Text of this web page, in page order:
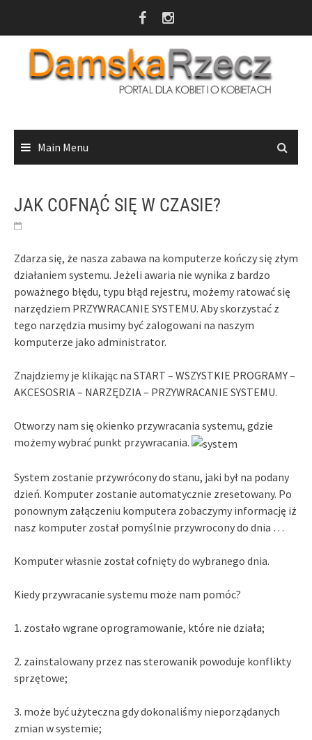
Main Menu
JAK COFNĄĆ SIĘ W CZASIE?
Zdarza się, że nasza zabawa na komputerze kończy się złym
działaniem systemu. Jeżeli awaria nie wynika z bardzo
poważnego błędu, typu błąd rejestru, możemy ratować się
narzędziem PRZYWRACANIE SYSTEMU. Aby skorzystać z
tego narzędzia musimy być zalogowani na naszym
komputerze jako administrator.
Znajdziemy je klikając na START – WSZYSTKIE PROGRAMY –
AKCESOSRIA – NARZĘDZIA – PRZYWRACANIE SYSTEMU.
Otworzy nam się okienko przywracania systemu, gdzie
możemy wybrać punkt przywracania.
System zostanie przywrócony do stanu, jaki był na podany
dzień. Komputer zostanie automatycznie zresetowany. Po
ponownym załączeniu komputera zobaczymy informację iż
nasz komputer został pomyślnie przywrocony do dnia …
Komputer własnie został cofnięty do wybranego dnia.
Kiedy przywracanie systemu może nam pomóc?
1. zostało wgrane oprogramowanie, które nie działa;
2. zainstalowany przez nas sterowanik powoduje konflikty
sprzętowe;
3. może być użyteczna gdy dokonaliśmy nieporządanych
zmian w systemie;